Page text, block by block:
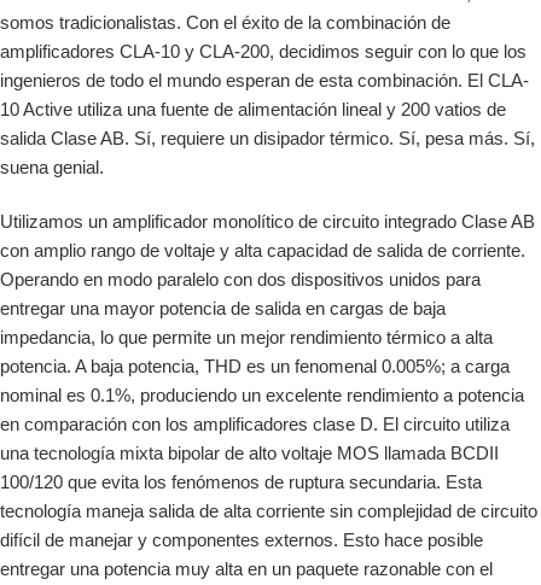
somos tradicionalistas. Con el éxito de la combinación de
amplificadores CLA-10 y CLA-200, decidimos seguir con lo que los
ingenieros de todo el mundo esperan de esta combinación. El CLA-
10 Active utiliza una fuente de alimentación lineal y 200 vatios de
salida Clase AB. Sí, requiere un disipador térmico. Sí, pesa más. Sí,
suena genial.
Utilizamos un amplificador monolítico de circuito integrado Clase AB
con amplio rango de voltaje y alta capacidad de salida de corriente.
Operando en modo paralelo con dos dispositivos unidos para
entregar una mayor potencia de salida en cargas de baja
impedancia, lo que permite un mejor rendimiento térmico a alta
potencia. A baja potencia, THD es un fenomenal 0.005%; a carga
nominal es 0.1%, produciendo un excelente rendimiento a potencia
en comparación con los amplificadores clase D. El circuito utiliza
una tecnología mixta bipolar de alto voltaje MOS llamada BCDII
100/120 que evita los fenómenos de ruptura secundaria. Esta
tecnología maneja salida de alta corriente sin complejidad de circuito
difícil de manejar y componentes externos. Esto hace posible
entregar una potencia muy alta en un paquete razonable con el